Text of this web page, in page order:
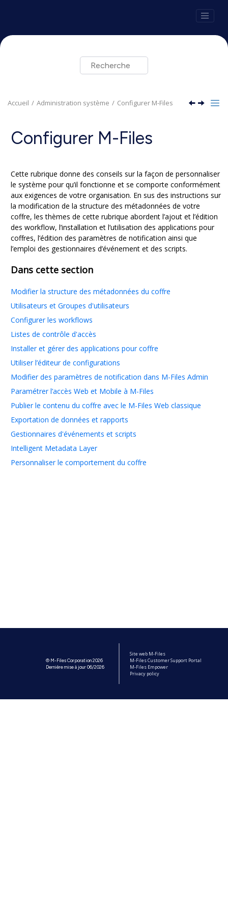
Accueil Administration système Configurer M-Files
Configurer M-Files
Cette rubrique donne des conseils sur la façon de personnaliser
le système pour qu’il fonctionne et se comporte conformément
aux exigences de votre organisation. En sus des instructions sur
la modification de la structure des métadonnées de votre
coffre, les thèmes de cette rubrique abordent l’ajout et l’édition
des workflow, l’installation et l’utilisation des applications pour
coffres, l’édition des paramètres de notification ainsi que
l’emploi des gestionnaires d’événement et des scripts.
Dans cette section
Modifier la structure des métadonnées du coffre
Utilisateurs et Groupes d'utilisateurs
Configurer les workflows
Listes de contrôle d'accès
Installer et gérer des applications pour coffre
Utiliser l’éditeur de configurations
Modifier des paramètres de notification dans M-Files Admin
Paramétrer l’accès Web et Mobile à M-Files
Publier le contenu du coffre avec le M-Files Web classique
Exportation de données et rapports
Gestionnaires d'événements et scripts
Intelligent Metadata Layer
Personnaliser le comportement du coffre
© M-Files Corporation 2026
Dernière mise à jour 06/2026
Site web M-Files
M-Files Customer Support Portal
M-Files Empower
Privacy policy